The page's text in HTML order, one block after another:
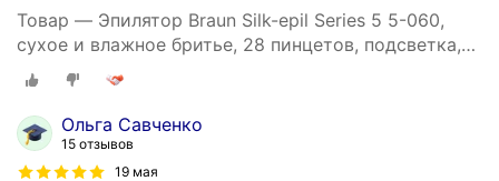
Товар — Эпилятор Braun Silk-epil Series 5 5-060,
сухое и влажное бритье, 28 пинцетов, подсветка,
40 минут автономной работы
Ольга Савченко
15 отзывов
19 мая